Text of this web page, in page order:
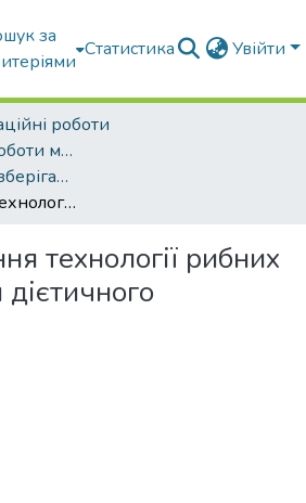
за
Статистика Увійти
роботи
Кваліфікаційні роботи магістрів
ОПП "Технології зберігання та переробки водних біоресурсів"
Удосконалення технології рибних биточків для дієтичного харчування
технології рибних